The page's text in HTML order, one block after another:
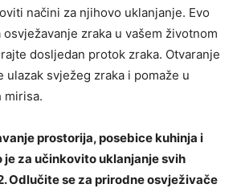
načini za njihovo uklanjanje. Evo
zraka u vašem životnom
dosljedan protok zraka. Otvaranje
ulazak svježeg zraka i pomaže u
mirisa.
prostorija, posebice kuhinja i
je za učinkovito uklanjanje svih
Odlučite se za prirodne osvježivače